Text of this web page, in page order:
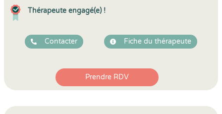
Thérapeute engagé(e) !
Contacter Fiche du thérapeute
Prendre RDV